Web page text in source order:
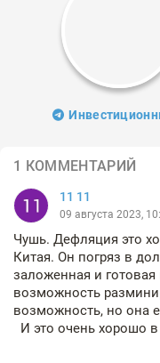
1 КОММЕНТАРИЙ
11 11
09 августа 2023,
Чушь. Дефляция это
Китая. Он погряз в
заложенная и
возможность
возможность, но она
И это очень хорошо